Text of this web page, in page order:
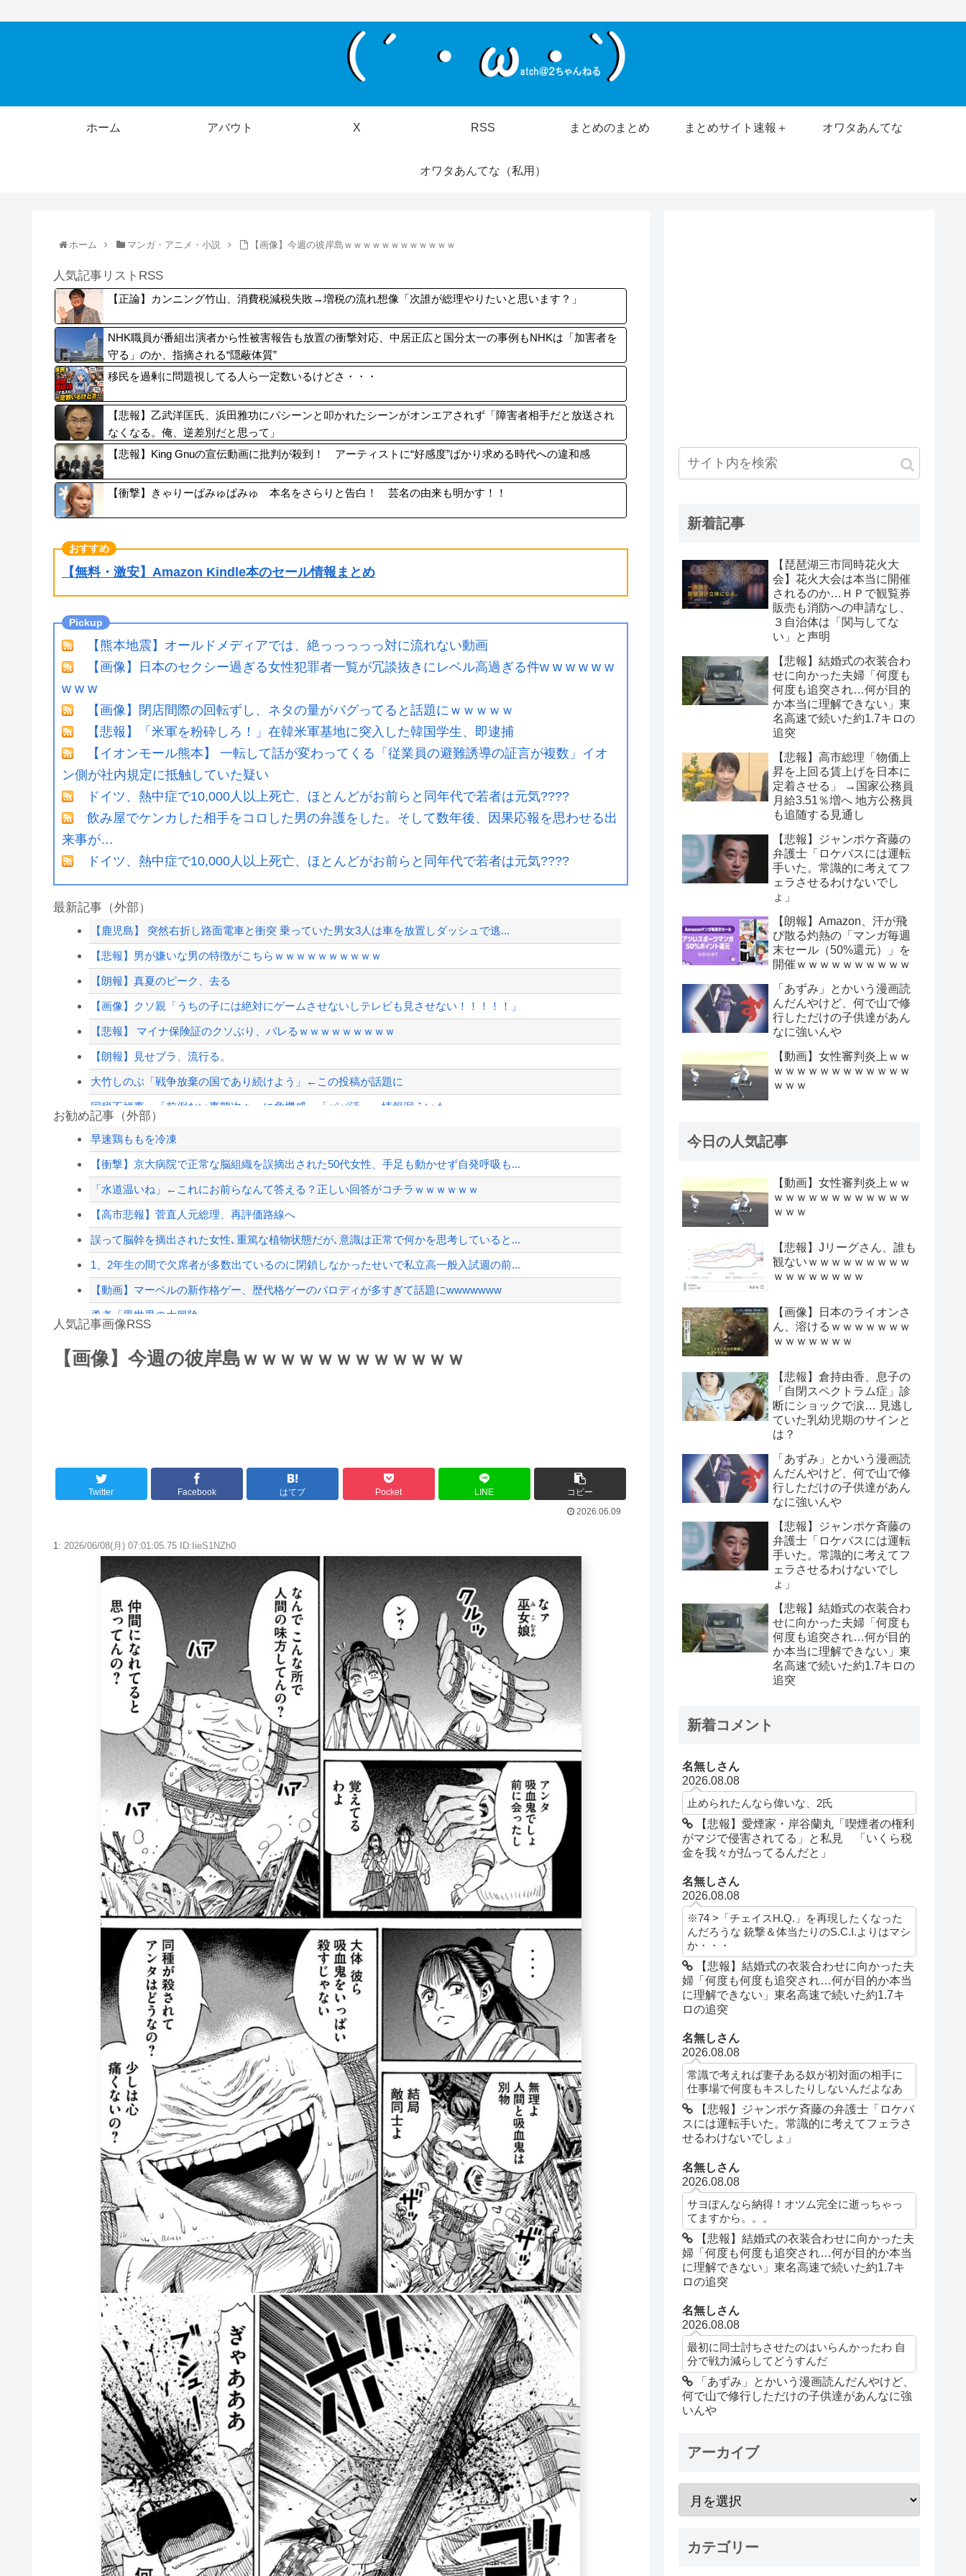
ホーム アバウト X RSS まとめのまとめ まとめサイト速報＋ オワタあんてな
オワタあんてな（私用）
ホーム マンガ・アニメ・小説 【画像】今週の彼岸島ｗｗｗｗｗｗｗｗｗｗｗｗ
人気記事リストRSS
【正論】カンニング竹山、消費税減税失敗→増税の流れ想像「次誰が総理やりたいと思います？」
NHK職員が番組出演者から性被害報告も放置の衝撃対応、中居正広と国分太一の事例もNHKは「加害者を
守る」のか、指摘される“隠蔽体質”
移民を過剰に問題視してる人ら一定数いるけどさ・・・
【悲報】乙武洋匡氏、浜田雅功にパシーンと叩かれたシーンがオンエアされず「障害者相手だと放送され
なくなる。俺、逆差別だと思って」
【悲報】King Gnuの宣伝動画に批判が殺到！ アーティストに“好感度”ばかり求める時代への違和感
【衝撃】きゃりーぱみゅぱみゅ 本名をさらりと告白！ 芸名の由来も明かす！！
【無料・激安】Amazon Kindle本のセール情報まとめ
【熊本地震】オールドメディアでは、絶っっっっっ対に流れない動画
【画像】日本のセクシー過ぎる女性犯罪者一覧が冗談抜きにレベル高過ぎる件w w w w w w
w w w
【画像】閉店間際の回転ずし、ネタの量がバグってると話題にｗｗｗｗｗ
【悲報】「米軍を粉砕しろ！」在韓米軍基地に突入した韓国学生、即逮捕
【イオンモール熊本】 一転して話が変わってくる「従業員の避難誘導の証言が複数」イオ
ン側が社内規定に抵触していた疑い
ドイツ、熱中症で10,000人以上死亡、ほとんどがお前らと同年代で若者は元気????
飲み屋でケンカした相手をコロした男の弁護をした。そして数年後、因果応報を思わせる出
来事が…
ドイツ、熱中症で10,000人以上死亡、ほとんどがお前らと同年代で若者は元気????
最新記事（外部）
【鹿児島】 突然右折し路面電車と衝突 乗っていた男女3人は車を放置しダッシュで逃...
【悲報】男が嫌いな男の特徴がこちらｗｗｗｗｗｗｗｗｗｗ
【朗報】真夏のピーク、去る
【画像】クソ親「うちの子には絶対にゲームさせないしテレビも見させない！！！！！」
【悲報】 マイナ保険証のクソぶり、バレるｗｗｗｗｗｗｗｗｗ
【朗報】見せブラ、流行る。
大竹しのぶ「戦争放棄の国であり続けよう」←この投稿が話題に
国税不祥事、「前例ない事態次々」に危機感 「パパ活」、情報漏えいも
嫁が頻繁に転職するせいで俺が職場で恥をかいてる理由がこれ・・・
【朗報】みい山作者、みいちゃんでチー牛なのではという疑惑が生まれるwwwwwww
ドジャース・パヘス、第19号勝ち越しソロホームラン！！！！！！！！！！！！！！！...
ジャンポケ斎藤と代理人のやりとり、「地獄すぎて完全にコントになってる……」と衝撃...
【配信者】「金バエ」のSNS更新が1週間途絶え、様々な憶測が飛び交う。1週間ぶり...
【緊急速報】NYで警官が黒人男性の首を絞め、暴動第二波不可避へ
お勧め記事（外部）
早速鶏ももを冷凍
【衝撃】京大病院で正常な脳組織を誤摘出された50代女性、手足も動かせず自発呼吸も...
「水道温いね」←これにお前らなんて答える？正しい回答がコチラｗｗｗｗｗｗ
【高市悲報】菅直人元総理、再評価路線へ
誤って脳幹を摘出された女性､重篤な植物状態だが､意識は正常で何かを思考していると...
1、2年生の間で欠席者が多数出ているのに閉鎖しなかったせいで私立高一般入試週の前...
【動画】マーベルの新作格ゲー、歴代格ゲーのパロディが多すぎて話題にwwwwwww
勇者「異世界の大冒険」
【動画】これはお見事。中国重慶市で珍しい事故が撮影される。
海外「おめでとうタキ！」リヴァプール南野がバースデーゴール！！
人気記事画像RSS
【画像】今週の彼岸島ｗｗｗｗｗｗｗｗｗｗｗｗ
Twitter Facebook はてブ Pocket LINE
コピー
2026.06.09
1: 2026/06/08(月) 07:01:05.75 ID:IieS1NZh0
新着記事
【琵琶湖三市同時花火大
会】花火大会は本当に開催
されるのか…ＨＰで観覧券
販売も消防への申請なし、
３自治体は「関与してな
い」と声明
【悲報】結婚式の衣装合わ
せに向かった夫婦「何度も
何度も追突され…何が目的
か本当に理解できない」東
名高速で続いた約1.7キロの
追突
【悲報】高市総理「物価上
昇を上回る賃上げを日本に
定着させる」 →国家公務員
月給3.51％増へ 地方公務員
も追随する見通し
【悲報】ジャンポケ斉藤の
弁護士「ロケバスには運転
手いた。常識的に考えてフ
ェラさせるわけないでし
ょ」
【朗報】Amazon、汗が飛
び散る灼熱の「マンガ毎週
末セール（50%還元）」を
開催ｗｗｗｗｗｗｗｗｗｗ
「あずみ」とかいう漫画読
んだんやけど、何で山で修
行しただけの子供達があん
なに強いんや
【動画】女性審判炎上ｗｗ
ｗｗｗｗｗｗｗｗｗｗｗｗ
ｗｗｗ
今日の人気記事
【動画】女性審判炎上ｗｗ
ｗｗｗｗｗｗｗｗｗｗｗｗ
ｗｗｗ
【悲報】Jリーグさん、誰も
観ないｗｗｗｗｗｗｗｗｗ
ｗｗｗｗｗｗｗｗ
【画像】日本のライオンさ
ん、溶けるｗｗｗｗｗｗｗ
ｗｗｗｗｗｗｗ
【悲報】倉持由香、息子の
「自閉スペクトラム症」診
断にショックで涙… 見逃し
ていた乳幼児期のサインと
は？
「あずみ」とかいう漫画読
んだんやけど、何で山で修
行しただけの子供達があん
なに強いんや
【悲報】ジャンポケ斉藤の
弁護士「ロケバスには運転
手いた。常識的に考えてフ
ェラさせるわけないでし
ょ」
【悲報】結婚式の衣装合わ
せに向かった夫婦「何度も
何度も追突され…何が目的
か本当に理解できない」東
名高速で続いた約1.7キロの
追突
新着コメント
名無しさん
2026.08.08
止められたんなら偉いな、2氏
【悲報】愛煙家・岸谷蘭丸「喫煙者の権利
がマジで侵害されてる」と私見 「いくら税
金を我々が払ってるんだと」
名無しさん
2026.08.08
※74 >「チェイスH.Q.」を再現したくなった
んだろうな 銃撃＆体当たりのS.C.I.よりはマシ
か・・・
【悲報】結婚式の衣装合わせに向かった夫
婦「何度も何度も追突され…何が目的か本当
に理解できない」東名高速で続いた約1.7キ
ロの追突
名無しさん
2026.08.08
常識で考えれば妻子ある奴が初対面の相手に
仕事場で何度もキスしたりしないんだよなあ
【悲報】ジャンポケ斉藤の弁護士「ロケバ
スには運転手いた。常識的に考えてフェラさ
せるわけないでしょ」
名無しさん
2026.08.08
サヨぽんなら納得！オツム完全に逝っちゃっ
てますから。。。
【悲報】結婚式の衣装合わせに向かった夫
婦「何度も何度も追突され…何が目的か本当
に理解できない」東名高速で続いた約1.7キ
ロの追突
名無しさん
2026.08.08
最初に同士討ちさせたのはいらんかったわ 自
分で戦力減らしてどうすんだ
「あずみ」とかいう漫画読んだんやけど、
何で山で修行しただけの子供達があんなに強
いんや
アーカイブ
カテゴリー